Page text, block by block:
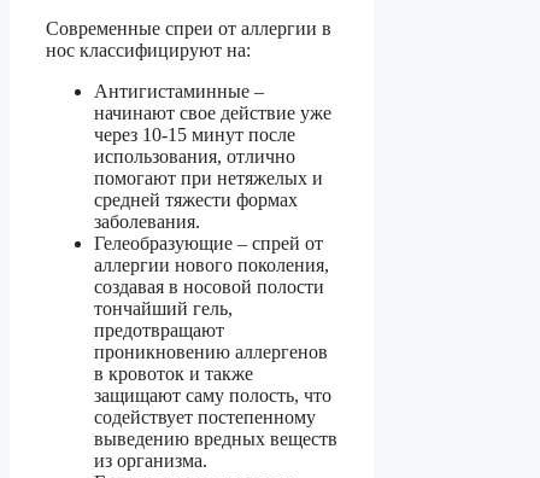
Современные спреи от аллергии в
нос классифицируют на:
Антигистаминные –
начинают свое действие уже
через 10-15 минут после
использования, отлично
помогают при нетяжелых и
средней тяжести формах
заболевания.
Гелеобразующие – спрей от
аллергии нового поколения,
создавая в носовой полости
тончайший гель,
предотвращают
проникновению аллергенов
в кровоток и также
защищают саму полость, что
содействует постепенному
выведению вредных веществ
из организма.